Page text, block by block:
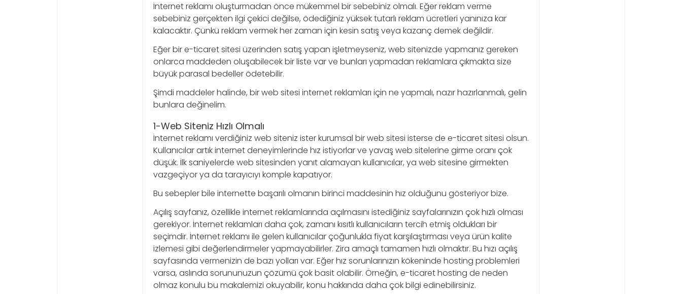
İnternet reklamı oluşturmadan önce mükemmel bir sebebiniz olmalı. Eğer reklam verme
sebebiniz gerçekten ilgi çekici değilse, ödediğiniz yüksek tutarlı reklam ücretleri yanınıza kar
kalacaktır. Çünkü reklam vermek her zaman için kesin satış veya kazanç demek değildir.
Eğer bir e-ticaret sitesi üzerinden satış yapan işletmeyseniz, web sitenizde yapmanız gereken
onlarca maddeden oluşabilecek bir liste var ve bunları yapmadan reklamlara çıkmakta size
büyük parasal bedeller ödetebilir.
Şimdi maddeler halinde, bir web sitesi internet reklamları için ne yapmalı, nazır hazırlanmalı, gelin
bunlara değinelim.
1-Web Siteniz Hızlı Olmalı
İnternet reklamı verdiğiniz web siteniz ister kurumsal bir web sitesi isterse de e-ticaret sitesi olsun.
Kullanıcılar artık internet deneyimlerinde hız istiyorlar ve yavaş web sitelerine girme oranı çok
düşük. İlk saniyelerde web sitesinden yanıt alamayan kullanıcılar, ya web sitesine girmekten
vazgeçiyor ya da tarayıcıyı komple kapatıyor.
Bu sebepler bile internette başarılı olmanın birinci maddesinin hız olduğunu gösteriyor bize.
Açılış sayfanız, özellikle internet reklamlarında açılmasını istediğiniz sayfalarınızın çok hızlı olması
gerekiyor. İnternet reklamları daha çok, zamanı kısıtlı kullanıcıların tercih etmiş oldukları bir
seçimdir. İnternet reklamı ile gelen kullanıcılar çoğunlukla fiyat karşılaştırması veya ürün kalite
izlemesi gibi değerlendirmeler yapmayabilirler. Zira amaçlı tamamen hızlı olmaktır. Bu hızı açılış
sayfasında vermenizin de bazı yolları var. Eğer hız sorunlarınızın kökeninde hosting problemleri
varsa, aslında sorununuzun çözümü çok basit olabilir. Örneğin, e-ticaret hosting de neden
olmaz konulu bu makalemizi okuyabilir, konu hakkında daha çok bilgi edinebilirsiniz.